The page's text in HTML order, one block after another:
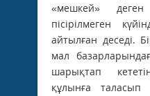
«мешкей»
пісірілмеген
айтылған деседі.
мал
шарықтап
құлынға таласып